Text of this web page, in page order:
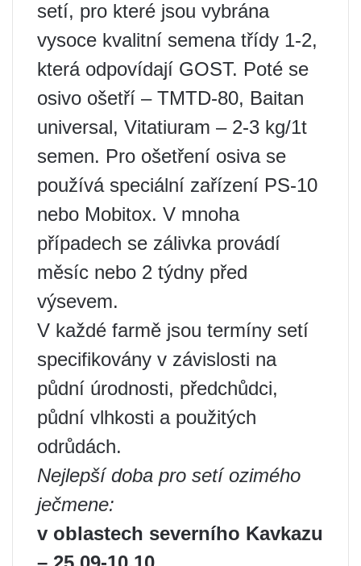
setí, pro které jsou vybrána
vysoce kvalitní semena třídy 1-2,
která odpovídají GOST. Poté se
osivo ošetří – TMTD-80, Baitan
universal, Vitatiuram – 2-3 kg/1t
semen. Pro ošetření osiva se
používá speciální zařízení PS-10
nebo Mobitox. V mnoha
případech se zálivka provádí
měsíc nebo 2 týdny před
výsevem.
V každé farmě jsou termíny setí
specifikovány v závislosti na
půdní úrodnosti, předchůdci,
půdní vlhkosti a použitých
odrůdách.
Nejlepší doba pro setí ozimého
ječmene:
v oblastech severního Kavkazu